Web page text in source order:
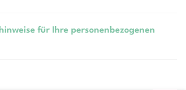
für Ihre personenbezogenen